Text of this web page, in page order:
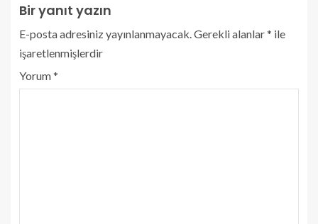
Bir yanıt yazın
E-posta adresiniz yayınlanmayacak. Gerekli alanlar* ile
işaretlenmişlerdir
Yorum*